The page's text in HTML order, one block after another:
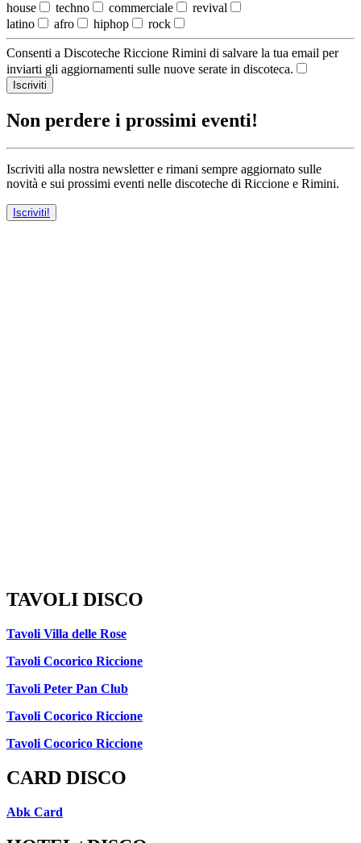
house techno commerciale
revival
latino
afro hiphop rock
Consenti a Discoteche Riccione Rimini di salvare la tua email per
inviarti gli aggiornamenti sulle nuove serate in discoteca.
Iscriviti
Non perdere i prossimi eventi!
Iscriviti alla nostra newsletter e rimani sempre aggiornato sulle
novità e sui prossimi eventi nelle discoteche di Riccione e Rimini.
Iscriviti!
TAVOLI DISCO
Tavoli Villa delle Rose
Tavoli Cocorico Riccione
Tavoli Peter Pan Club
Tavoli Cocorico Riccione
Tavoli Cocorico Riccione
CARD DISCO
Abk Card